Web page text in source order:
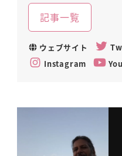
記事一覧
ウェブサイト
Instagram